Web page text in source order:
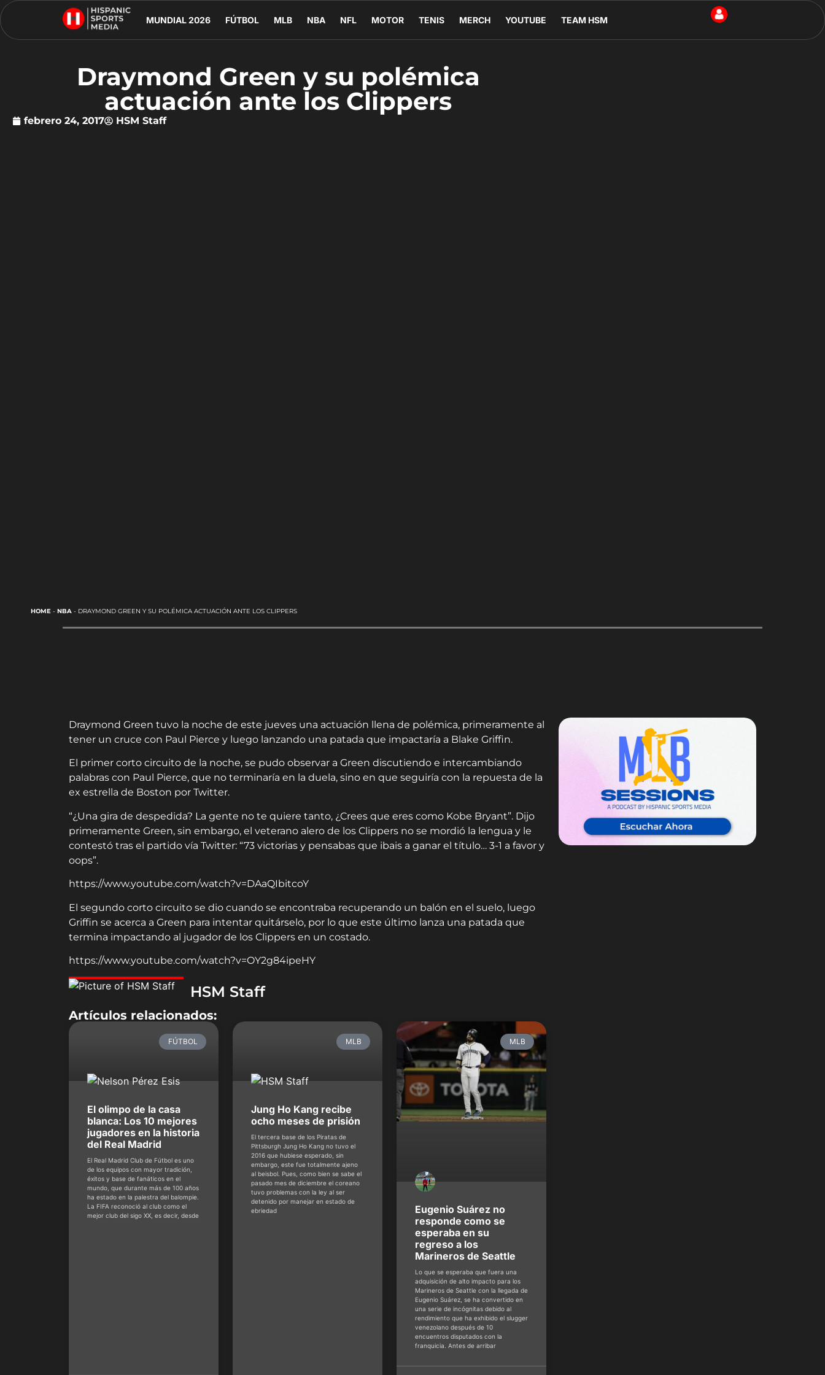
MUNDIAL 2026 FÚTBOL MLB NBA NFL MOTOR TENIS MERCH YOUTUBE TEAM HSM
Draymond Green y su polémica
actuación ante los Clippers
febrero 24, 2017 HSM Staff
HOME- NBA- DRAYMOND GREEN Y SU POLÉMICA ACTUACIÓN ANTE LOS CLIPPERS
Draymond Green tuvo la noche de este jueves una actuación llena de polémica, primeramente al
tener un cruce con Paul Pierce y luego lanzando una patada que impactaría a Blake Griffin.
El primer corto circuito de la noche, se pudo observar a Green discutiendo e intercambiando
palabras con Paul Pierce, que no terminaría en la duela, sino en que seguiría con la repuesta de la
ex estrella de Boston por Twitter.
“¿Una gira de despedida? La gente no te quiere tanto, ¿Crees que eres como Kobe Bryant”. Dijo
primeramente Green, sin embargo, el veterano alero de los Clippers no se mordió la lengua y le
contestó tras el partido vía Twitter: “73 victorias y pensabas que ibais a ganar el título… 3-1 a favor y
oops”.
https://www.youtube.com/watch?v=DAaQIbitcoY
El segundo corto circuito se dio cuando se encontraba recuperando un balón en el suelo, luego
Griffin se acerca a Green para intentar quitárselo, por lo que este último lanza una patada que
termina impactando al jugador de los Clippers en un costado.
https://www.youtube.com/watch?v=OY2g84ipeHY
HSM Staff
Artículos relacionados:
FÚTBOL
El olimpo de la casa
blanca: Los 10 mejores
jugadores en la historia
del Real Madrid
El Real Madrid Club de Fútbol es uno
de los equipos con mayor tradición,
éxitos y base de fanáticos en el
mundo, que durante más de 100 años
ha estado en la palestra del balompie.
La FIFA reconoció al club como el
mejor club del sigo XX, es decir, desde
MLB
Jung Ho Kang recibe
ocho meses de prisión
El tercera base de los Piratas de
Pittsburgh Jung Ho Kang no tuvo el
2016 que hubiese esperado, sin
embargo, este fue totalmente ajeno
al beisbol. Pues, como bien se sabe el
pasado mes de diciembre el coreano
tuvo problemas con la ley al ser
detenido por manejar en estado de
ebriedad
MLB
Eugenio Suárez no
responde como se
esperaba en su
regreso a los
Marineros de Seattle
Lo que se esperaba que fuera una
adquisición de alto impacto para los
Marineros de Seattle con la llegada de
Eugenio Suárez, se ha convertido en
una serie de incógnitas debido al
rendimiento que ha exhibido el slugger
venezolano después de 10
encuentros disputados con la
franquicia. Antes de arribar